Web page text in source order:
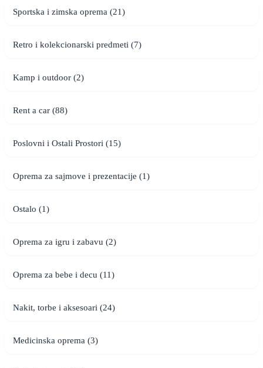
Sportska i zimska oprema (21)
Retro i kolekcionarski predmeti (7)
Kamp i outdoor (2)
Rent a car (88)
Poslovni i Ostali Prostori (15)
Oprema za sajmove i prezentacije (1)
Ostalo (1)
Oprema za igru i zabavu (2)
Oprema za bebe i decu (11)
Nakit, torbe i aksesoari (24)
Medicinska oprema (3)